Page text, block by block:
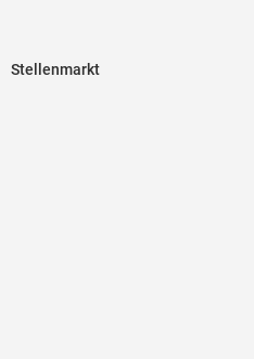
Stellenmarkt